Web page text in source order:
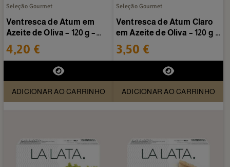
Seleção Gourmet
Ventresca de Atum em
Azeite de Oliva – 120 g –
Marca La Lata
4,20 €
ADICIONAR AO CARRINHO
Seleção Gourmet
Ventresca de Atum Claro
em Azeite de Oliva – 120 g –
Marca La Lata
3,50 €
ADICIONAR AO CARRINHO